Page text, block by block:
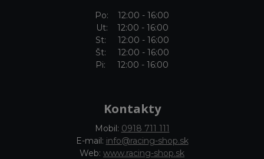
Po: 12:00 - 16:00
Ut: 12:00 - 16:00
St: 12:00 - 16:00
Št: 12:00 - 16:00
Pi: 12:00 - 16:00
Kontakty
Mobil: 0918 711 111
E-mail: info@racing-shop.sk
Web: www.racing-shop.sk